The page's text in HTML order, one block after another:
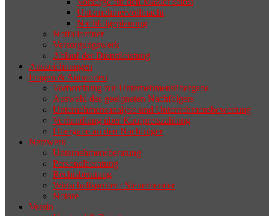
Unternehmervollmacht
Nachfolgeplanung
Notfallordner
Versorgungswerk
Ablauf der Dienstleistung
Auszeichnungen
Fragen & Antworten
Vorbereitung zur Unternehmensübergabe
Auswahl des geeigneten Nachfolgers
Unternehmensanalyse und Unternehmensbewertung
Verhandlung über Kaufpreiszahlung
Übergabe an den Nachfolger
Netzwerk
Unternehmensberatung
Personalberatung
Rechtsberatung
Wirtschaftsprüfer / Steuerberater
Notare
Verein